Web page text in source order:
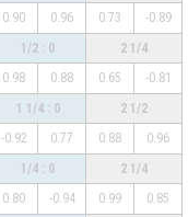
0.90
0.96 0.73 -0.89
1/2 : 0
2 1/4
0.98
0.88 0.65 -0.81
1 1/4 : 0
2 1/2
-0.92
0.77 0.88 0.96
1/4 : 0
2 1/4
0.80
-0.94 0.99 0.85